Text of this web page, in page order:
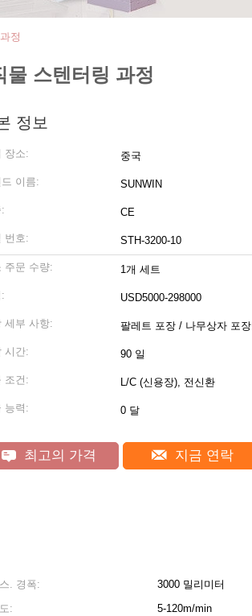
정
스텐터링 과정
정보
장소: 중국
이름: SUNWIN
CE
번호: STH-3200-10
주문 수량: 1개 세트
USD5000-298000
세부 사항: 팔레트 포장 / 나무상자 포장
시간: 90 일
조건: L/C (신용장), 전신환
능력: 0 달
최고의 가격 지금 연락
. 경폭:
3000 밀리미터
:
5-120m/min